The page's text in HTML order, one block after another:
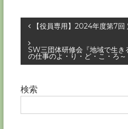
投
稿
ビ
ゲ
【役員専用】2024年度第7回
SW三団体研修会『地域で生き
の仕事のよ・り・ど・こ・ろ～
検索